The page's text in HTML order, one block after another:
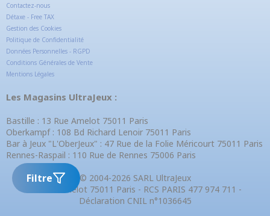
Filtre
Contactez-nous
Détaxe - Free TAX
Gestion des Cookies
Politique de Confidentialité
Données Personnelles - RGPD
Conditions Générales de Vente
Mentions Légales
Les Magasins UltraJeux :
Bastille : 13 Rue Amelot 75011 Paris
Oberkampf : 108 Bd Richard Lenoir 75011 Paris
Bar à Jeux "L'OberJeux" : 47 Rue de la Folie Méricourt 75011 Paris
Rennes-Raspail : 110 Rue de Rennes 75006 Paris
© 2004-2026 SARL UltraJeux
13 Rue Amelot 75011 Paris - RCS PARIS 477 974 711 -
Déclaration CNIL n°1036645